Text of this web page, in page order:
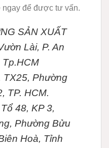
ngay để được tư vấn.
SẢN XUẤT
Lài, P. An
TX25, Phường
TP. HCM.
48, KP 3,
Phường Bửu
Hoà, Tỉnh